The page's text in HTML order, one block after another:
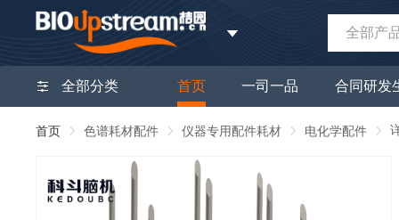
全部产
全部分类 首页 一司一品 合同研发
首页 色谱耗材配件 仪器专用配件耗材 电化学配件